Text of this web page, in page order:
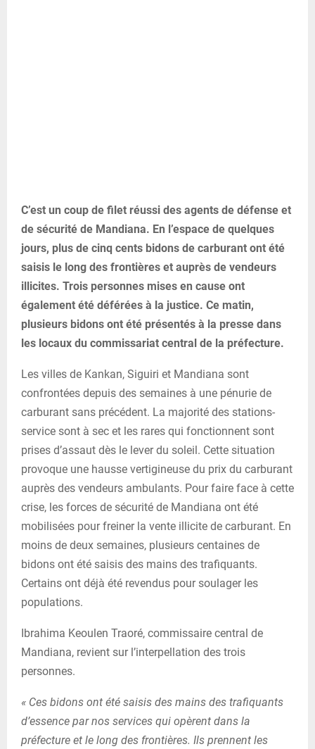
C’est un coup de filet réussi des agents de défense et
de sécurité de Mandiana. En l’espace de quelques
jours, plus de cinq cents bidons de carburant ont été
saisis le long des frontières et auprès de vendeurs
illicites. Trois personnes mises en cause ont
également été déférées à la justice. Ce matin,
plusieurs bidons ont été présentés à la presse dans
les locaux du commissariat central de la préfecture.
Les villes de Kankan, Siguiri et Mandiana sont
confrontées depuis des semaines à une pénurie de
carburant sans précédent. La majorité des stations-
service sont à sec et les rares qui fonctionnent sont
prises d’assaut dès le lever du soleil. Cette situation
provoque une hausse vertigineuse du prix du carburant
auprès des vendeurs ambulants. Pour faire face à cette
crise, les forces de sécurité de Mandiana ont été
mobilisées pour freiner la vente illicite de carburant. En
moins de deux semaines, plusieurs centaines de
bidons ont été saisis des mains des trafiquants.
Certains ont déjà été revendus pour soulager les
populations.
Ibrahima Keoulen Traoré, commissaire central de
Mandiana, revient sur l’interpellation des trois
personnes.
« Ces bidons ont été saisis des mains des trafiquants
d’essence par nos services qui opèrent dans la
préfecture et le long des frontières. Ils prennent les